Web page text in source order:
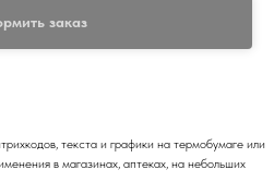
заказ
текста и графики на термобумаге или
в магазинах, аптеках, на небольших